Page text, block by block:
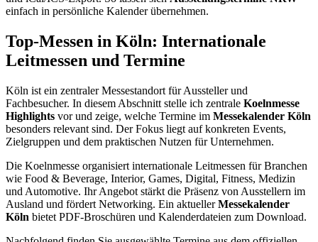
einfach in persönliche Kalender übernehmen.
Top-Messen in Köln: Internationale
Leitmessen und Termine
Köln ist ein zentraler Messestandort für Aussteller und
Fachbesucher. In diesem Abschnitt stelle ich zentrale Koelnmesse
Highlights vor und zeige, welche Termine im Messekalender Köln
besonders relevant sind. Der Fokus liegt auf konkreten Events,
Zielgruppen und dem praktischen Nutzen für Unternehmen.
Die Koelnmesse organisiert internationale Leitmessen für Branchen
wie Food & Beverage, Interior, Games, Digital, Fitness, Medizin
und Automotive. Ihr Angebot stärkt die Präsenz von Ausstellern im
Ausland und fördert Networking. Ein aktuellerMessekalender
Köln bietet PDF-Broschüren und Kalenderdateien zum Download.